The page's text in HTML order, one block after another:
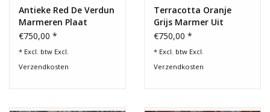
Antieke Red De Verdun
Marmeren Plaat
€750,00 *
* Excl. btw Excl.
Verzendkosten
Terracotta Oranje
Grijs Marmer Uit
Frankrijk
€750,00 *
* Excl. btw Excl.
Verzendkosten